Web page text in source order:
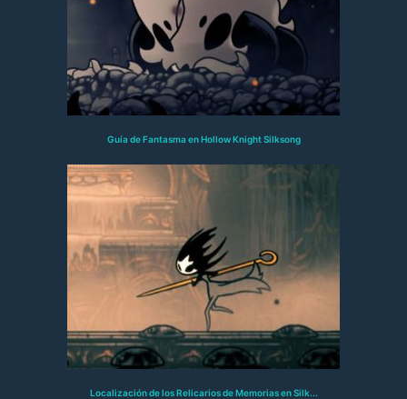
Guía de Fantasma en Hollow Knight Silksong
Localización de los Relicarios de Memorias en Silk...